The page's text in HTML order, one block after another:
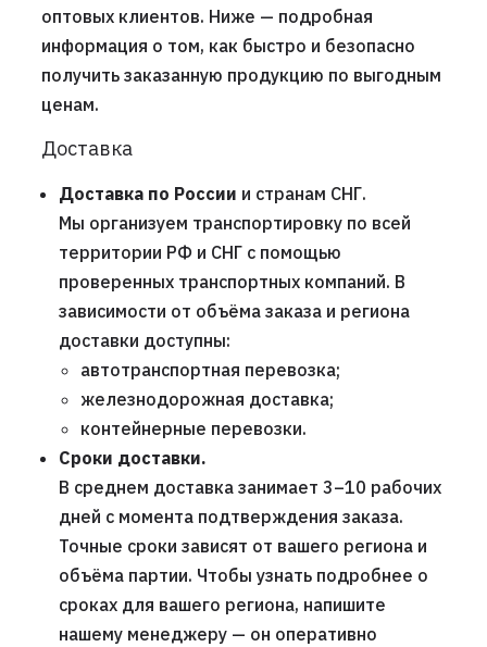
оптовых клиентов. Ниже — подробная
информация о том, как быстро и безопасно
получить заказанную продукцию по выгодным
ценам.
Доставка
Доставка по России и странам СНГ.
Мы организуем транспортировку по всей
территории РФ и СНГ с помощью
проверенных транспортных компаний. В
зависимости от объёма заказа и региона
доставки доступны:
автотранспортная перевозка;
железнодорожная доставка;
контейнерные перевозки.
Сроки доставки.
В среднем доставка занимает 3–10 рабочих
дней с момента подтверждения заказа.
Точные сроки зависят от вашего региона и
объёма партии. Чтобы узнать подробнее о
сроках для вашего региона, напишите
нашему менеджеру — он оперативно